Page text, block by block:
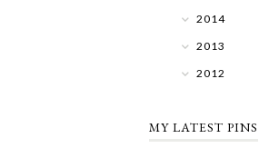
2014
2013
2012
MY LATEST PINS